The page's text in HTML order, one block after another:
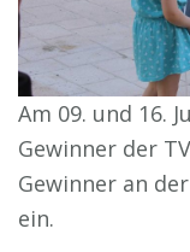
Am 09. und 16.
Gewinner der
Gewinner an
ein.